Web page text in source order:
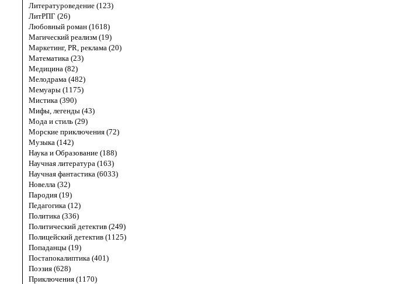
Литературоведение (123)
ЛитРПГ (26)
Любовный роман (1618)
Магический реализм (19)
Маркетинг, PR, реклама (20)
Математика (23)
Медицина (82)
Мелодрама (482)
Мемуары (1175)
Мистика (390)
Мифы, легенды (43)
Мода и стиль (29)
Морские приключения (72)
Музыка (142)
Наука и Образование (188)
Научная литература (163)
Научная фантастика (6033)
Новелла (32)
Пародия (19)
Педагогика (12)
Политика (336)
Политический детектив (249)
Полицейский детектив (1125)
Попаданцы (19)
Постапокалиптика (401)
Поэзия (628)
Приключения (1170)